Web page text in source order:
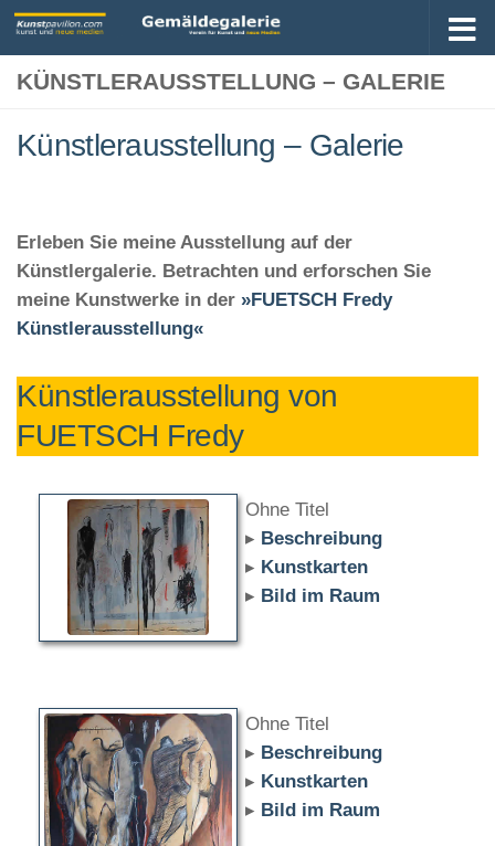
KÜNSTLERAUSSTELLUNG – GALERIE
Künstlerausstellung – Galerie
Erleben Sie meine Ausstellung auf der
Künstlergalerie. Betrachten und erforschen Sie
meine Kunstwerke in der »FUETSCH Fredy
Künstlerausstellung«
Künstlerausstellung von
FUETSCH Fredy
Ohne Titel
▸ Beschreibung
▸ Kunstkarten
▸ Bild im Raum
Ohne Titel
▸ Beschreibung
▸ Kunstkarten
▸ Bild im Raum